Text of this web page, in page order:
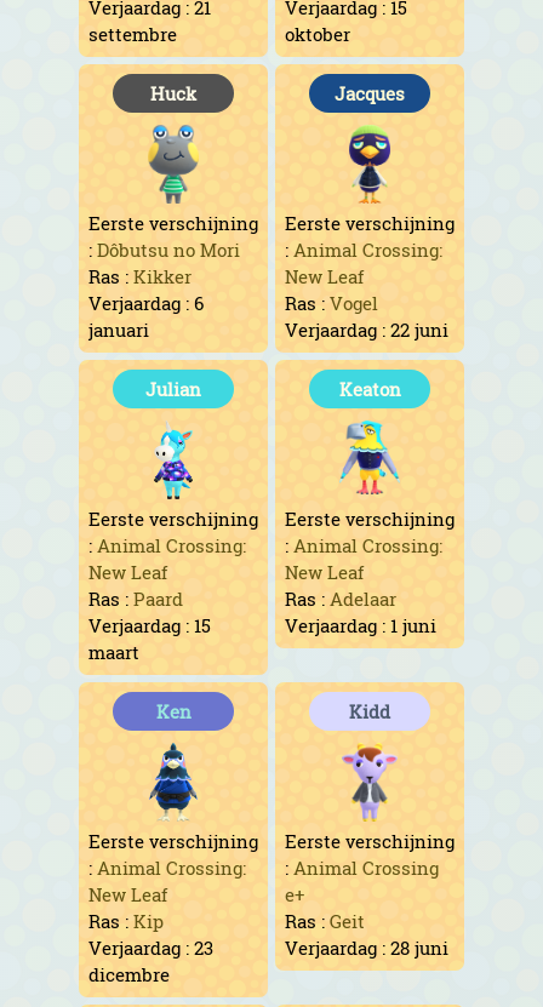
Verjaardag : 21
settembre
Verjaardag : 15
oktober
Huck
Eerste verschijning
: Dôbutsu no Mori
Ras : Kikker
Verjaardag : 6
januari
Jacques
Eerste verschijning
: Animal Crossing:
New Leaf
Ras : Vogel
Verjaardag : 22 juni
Julian
Eerste verschijning
: Animal Crossing:
New Leaf
Ras : Paard
Verjaardag : 15
maart
Keaton
Eerste verschijning
: Animal Crossing:
New Leaf
Ras : Adelaar
Verjaardag : 1 juni
Ken
Eerste verschijning
: Animal Crossing:
New Leaf
Ras : Kip
Verjaardag : 23
dicembre
Kidd
Eerste verschijning
: Animal Crossing
e+
Ras : Geit
Verjaardag : 28 juni